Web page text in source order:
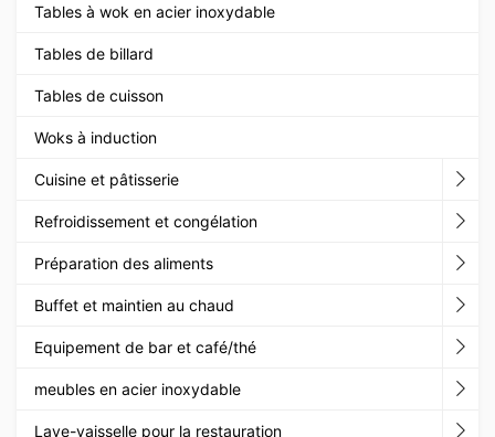
Tables à wok en acier inoxydable
Tables de billard
Tables de cuisson
Woks à induction
Cuisine et pâtisserie
Refroidissement et congélation
Préparation des aliments
Buffet et maintien au chaud
Equipement de bar et café/thé
meubles en acier inoxydable
Lave-vaisselle pour la restauration